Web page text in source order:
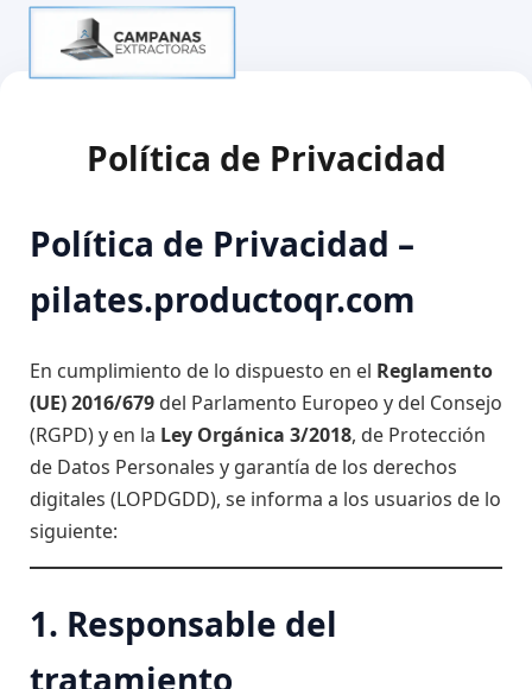
Política de Privacidad
Política de Privacidad –
pilates.productoqr.com
En cumplimiento de lo dispuesto en el Reglamento
(UE) 2016/679 del Parlamento Europeo y del Consejo
(RGPD) y en la Ley Orgánica 3/2018, de Protección
de Datos Personales y garantía de los derechos
digitales (LOPDGDD), se informa a los usuarios de lo
siguiente:
1. Responsable del
tratamiento